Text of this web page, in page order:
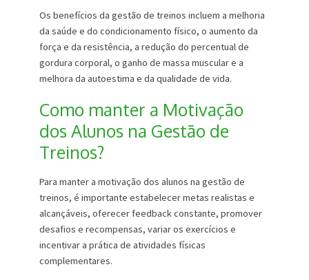
Os benefícios da gestão de treinos incluem a melhoria
da saúde e do condicionamento físico, o aumento da
força e da resistência, a redução do percentual de
gordura corporal, o ganho de massa muscular e a
melhora da autoestima e da qualidade de vida.
Como manter a Motivação
dos Alunos na Gestão de
Treinos?
Para manter a motivação dos alunos na gestão de
treinos, é importante estabelecer metas realistas e
alcançáveis, oferecer feedback constante, promover
desafios e recompensas, variar os exercícios e
incentivar a prática de atividades físicas
complementares.